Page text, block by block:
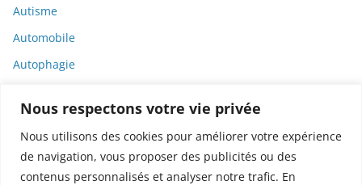
Nous respectons votre vie privée
Nous utilisons des cookies pour améliorer votre expérience
de navigation, vous proposer des publicités ou des
contenus personnalisés et analyser notre trafic. En
Autisme
Automobile
Autophagie
Autriche
Avatar
Axiété